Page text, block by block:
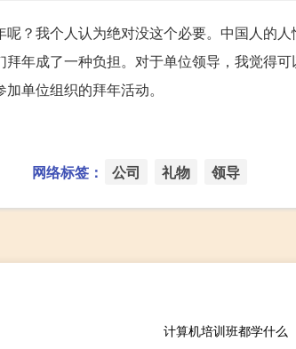
？我个人认为绝对没这个必要。中国人的
年成了一种负担。对于单位领导，我觉得
单位组织的拜年活动。
网络标签： 公司 礼物 领导
计算机培训班都学什么